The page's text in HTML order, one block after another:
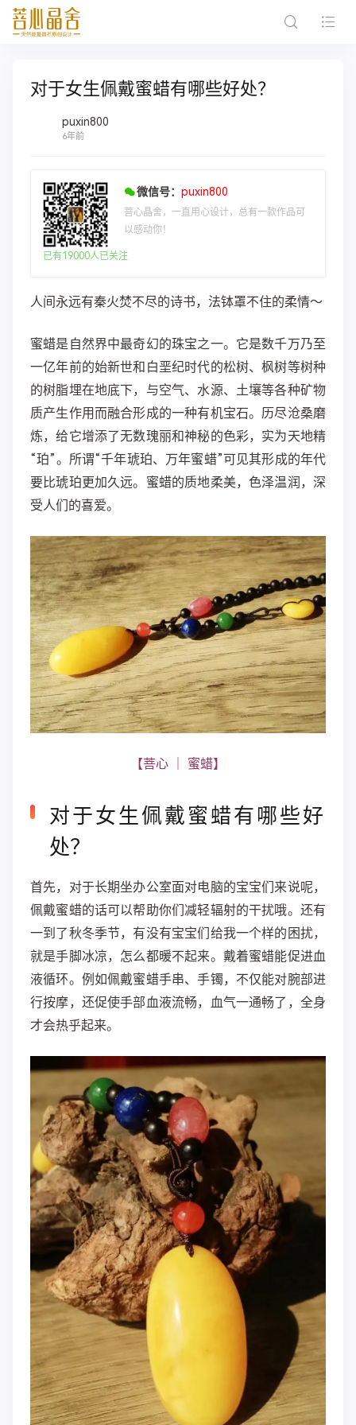
对于女生佩戴蜜蜡有哪些好处？
puxin800
6年前
微信号： puxin800
菩心晶舍，一直用心设计，总有一款作品可
以感动你！
已有19000人已关注
人间永远有秦火焚不尽的诗书，法钵罩不住的柔情～
蜜蜡是自然界中最奇幻的珠宝之一。它是数千万乃至
一亿年前的始新世和白垩纪时代的松树、枫树等树种
的树脂埋在地底下，与空气、水源、土壤等各种矿物
质产生作用而融合形成的一种有机宝石。历尽沧桑磨
炼，给它增添了无数瑰丽和神秘的色彩，实为天地精
“珀”。所谓“千年琥珀、万年蜜蜡”可见其形成的年代
要比琥珀更加久远。蜜蜡的质地柔美，色泽温润，深
受人们的喜爱。
【菩心 ｜ 蜜蜡】
对于女生佩戴蜜蜡有哪些好
处？
首先，对于长期坐办公室面对电脑的宝宝们来说呢，
佩戴蜜蜡的话可以帮助你们减轻辐射的干扰哦。还有
一到了秋冬季节，有没有宝宝们给我一个样的困扰，
就是手脚冰凉，怎么都暖不起来。戴着蜜蜡能促进血
液循环。例如佩戴蜜蜡手串、手镯，不仅能对腕部进
行按摩，还促使手部血液流畅，血气一通畅了，全身
才会热乎起来。